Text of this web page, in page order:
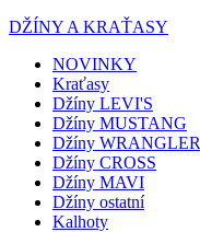
DŽÍNY A KRAŤASY
NOVINKY
Kraťasy
Džíny LEVI'S
Džíny MUSTANG
Džíny WRANGLER
Džíny CROSS
Džíny MAVI
Džíny ostatní
Kalhoty